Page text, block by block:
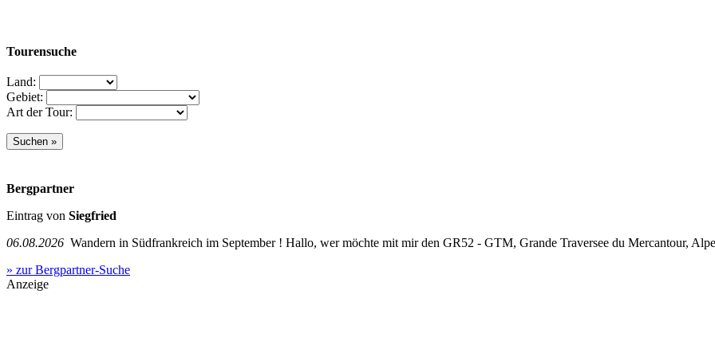
Tourensuche
Land:
Gebiet:
Art der Tour:
Bergpartner
Eintrag von Siegfried
06.08.2026 Wandern in Südfrankreich im September ! Hallo, wer möchte mit mir den GR52 - GTM, Grande Traversee du Mercantour,
» zur Bergpartner-Suche
Anzeige